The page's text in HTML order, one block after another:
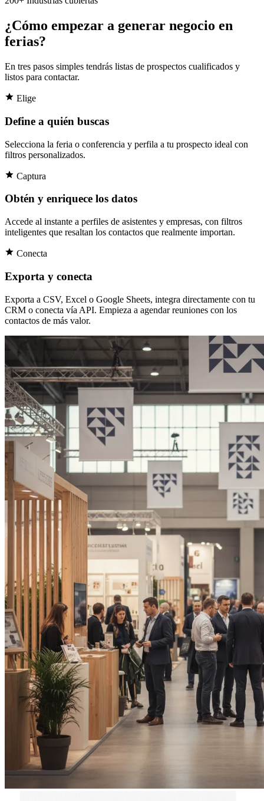
¿Cómo empezar a generar negocio en
ferias?
En tres pasos simples tendrás listas de prospectos cualificados y
listos para contactar.
Elige
Define a quién buscas
Selecciona la feria o conferencia y perfila a tu prospecto ideal con
filtros personalizados.
Captura
Obtén y enriquece los datos
Accede al instante a perfiles de asistentes y empresas, con filtros
inteligentes que resaltan los contactos que realmente importan.
Conecta
Exporta y conecta
Exporta a CSV, Excel o Google Sheets, integra directamente con tu
CRM o conecta vía API. Empieza a agendar reuniones con los
contactos de más valor.